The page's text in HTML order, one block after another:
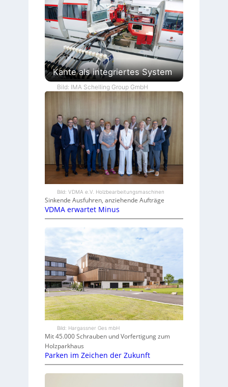
Kante als integriertes System
Bild: IMA Schelling Group GmbH
Bild: VDMA e.V. Holzbearbeitungsmaschinen
Sinkende Ausfuhren, anziehende Aufträge
VDMA erwartet Minus
Bild: Hargassner Ges mbH
Mit 45.000 Schrauben und Vorfertigung zum
Holzparkhaus
Parken im Zeichen der Zukunft